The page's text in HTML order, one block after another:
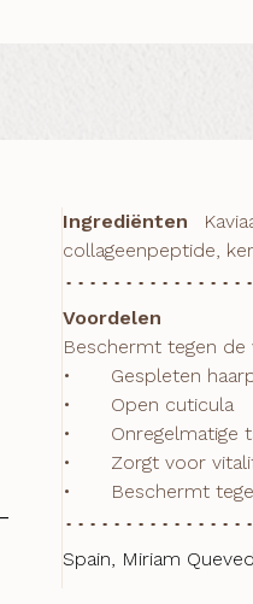
Ingrediënten
collageenpeptide,
Voordelen
Beschermt tegen
•	Gespleten haarpunten
•	Open cuticula
•	Onregelmatige talgklieren
•	Zorgt voor vitaliteit, hydratatie en voeding.
•	Beschermt
Spain, Miriam